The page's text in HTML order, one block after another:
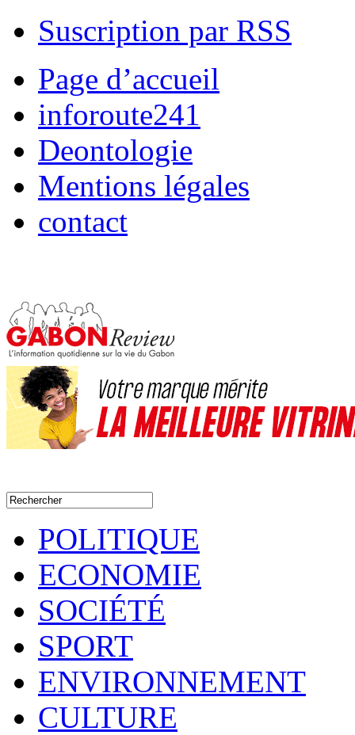
Suscription par RSS
Page d’accueil
inforoute241
Deontologie
Mentions légales
contact
POLITIQUE
ECONOMIE
SOCIÉTÉ
SPORT
ENVIRONNEMENT
CULTURE